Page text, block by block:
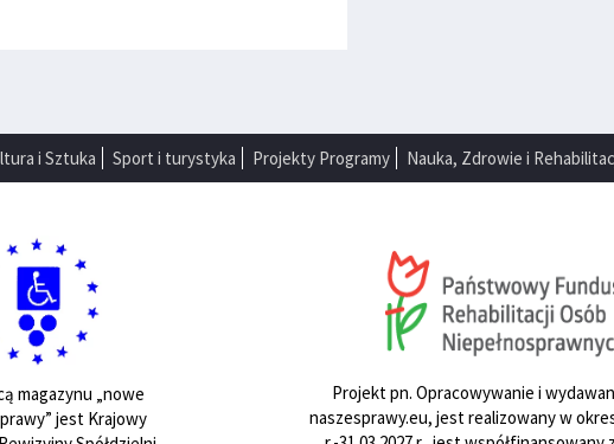
i Sztuka Sport i turystyka Projekty Programy Nauka, Zdrowie i
magazynu „nowe
jest Krajowy
Projekt pn. Opracowywanie i
naszesprawy.eu, jest realizowany w